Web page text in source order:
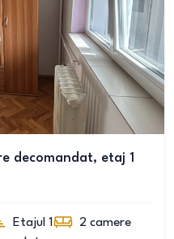
decomandat, etaj 1
Etajul 1 2 camere